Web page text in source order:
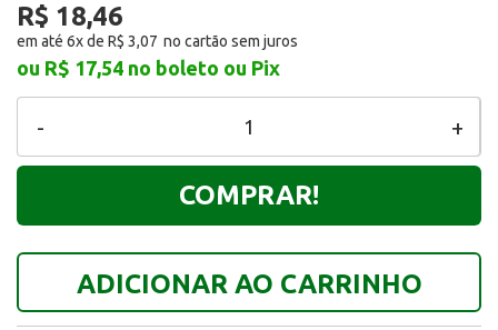
R$ 18,46
em até 6x de R$ 3,07
ou R$ 17,54 no boleto ou Pix
+
-
ADICIONAR AO CARRINHO
COMPRAR!